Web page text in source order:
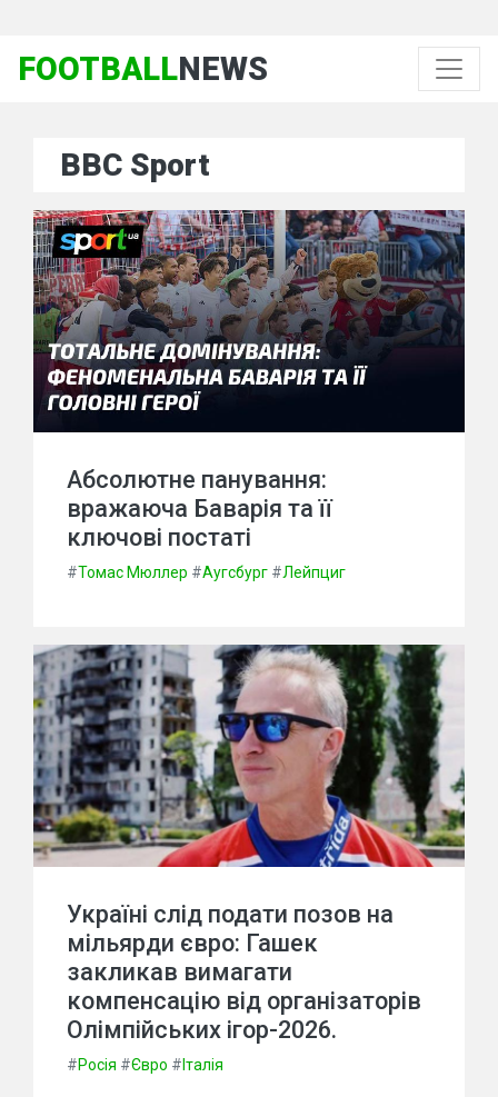
FOOTBALLNEWS
BBC Sport
Абсолютне панування:
вражаюча Баварія та її
ключові постаті
#Томас Мюллер #Аугсбург #Лейпциг
Україні слід подати позов на
мільярди євро: Гашек
закликав вимагати
компенсацію від організаторів
Олімпійських ігор-2026.
#Росія #Євро # Італія